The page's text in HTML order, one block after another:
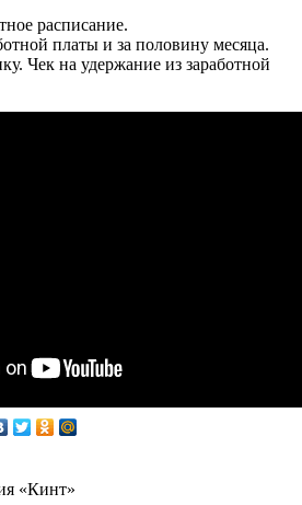
расписание.
платы и за половину месяца.
Чек на удержание из заработной
«Кинт»